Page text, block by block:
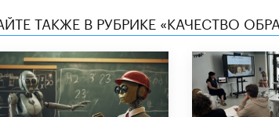
ТАКЖЕ В РУБРИКЕ «КАЧЕСТВО